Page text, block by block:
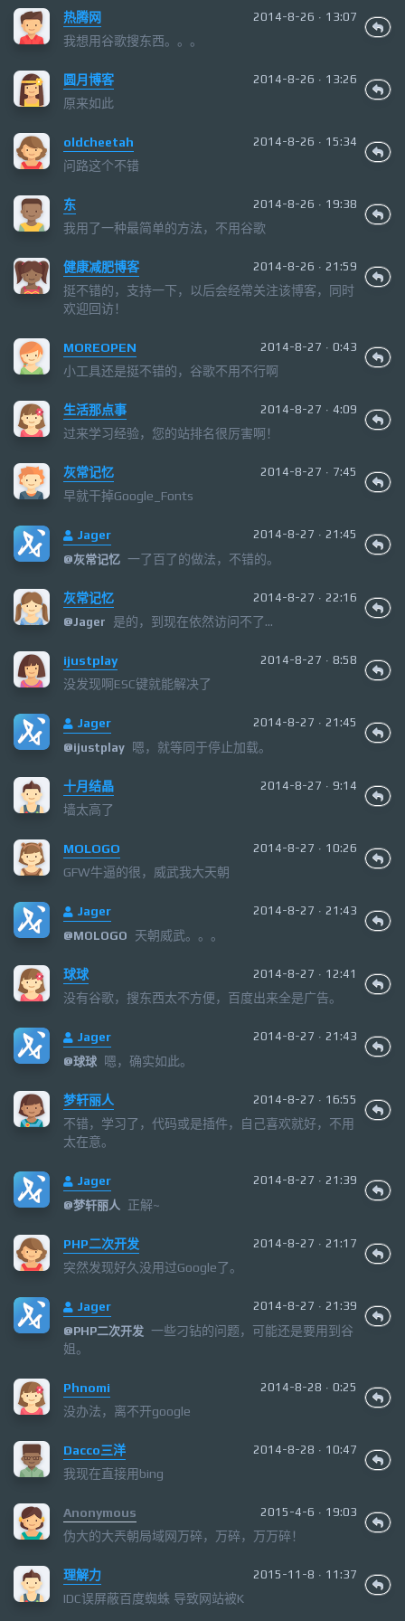
热腾网 2014-8-26 · 13:07
我想用谷歌搜东西。。。
圆月博客 2014-8-26 · 13:26
原来如此
oldcheetah 2014-8-26 · 15:34
问路这个不错
东 2014-8-26 · 19:38
我用了一种最简单的方法，不用谷歌
健康减肥博客 2014-8-26 · 21:59
挺不错的，支持一下，以后会经常关注该博客，同时
欢迎回访！
MOREOPEN 2014-8-27 · 0:43
小工具还是挺不错的，谷歌不用不行啊
生活那点事 2014-8-27 · 4:09
过来学习经验，您的站排名很厉害啊！
灰常记忆 2014-8-27 · 7:45
早就干掉Google_Fonts
Jager
2014-8-27 · 21:45
@灰常记忆 一了百了的做法，不错的。
灰常记忆
2014-8-27 · 22:16
@Jager 是的，到现在依然访问不了...
ijustplay 2014-8-27 · 8:58
没发现啊ESC键就能解决了
Jager
2014-8-27 · 21:45
@ijustplay 嗯，就等同于停止加载。
十月结晶 2014-8-27 · 9:14
墙太高了
MOLOGO 2014-8-27 · 10:26
GFW牛逼的很，威武我大天朝
Jager
2014-8-27 · 21:43
@MOLOGO 天朝威武。。。
球球 2014-8-27 · 12:41
没有谷歌，搜东西太不方便，百度出来全是广告。
Jager
2014-8-27 · 21:43
@球球 嗯，确实如此。
梦轩丽人 2014-8-27 · 16:55
不错，学习了，代码或是插件，自己喜欢就好，不用
太在意。
Jager
2014-8-27 · 21:39
@梦轩丽人 正解~
PHP二次开发 2014-8-27 · 21:17
突然发现好久没用过Google了。
Jager
2014-8-27 · 21:39
@PHP二次开发 一些刁钻的问题，可能还是要用到谷
姐。
Phnomi 2014-8-28 · 0:25
没办法，离不开google
Dacco三洋 2014-8-28 · 10:47
我现在直接用bing
Anonymous 2015-4-6 · 19:03
伪大的大兲朝局域网万碎，万碎，万万碎！
理解力 2015-11-8 · 11:37
IDC误屏蔽百度蜘蛛 导致网站被K